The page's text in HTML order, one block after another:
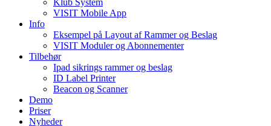
Klub System
VISIT Mobile App
Info
Eksempel på Layout af Rammer og Beslag
VISIT Moduler og Abonnementer
Tilbehør
Ipad sikrings rammer og beslag
ID Label Printer
Beacon og Scanner
Demo
Priser
Nyheder